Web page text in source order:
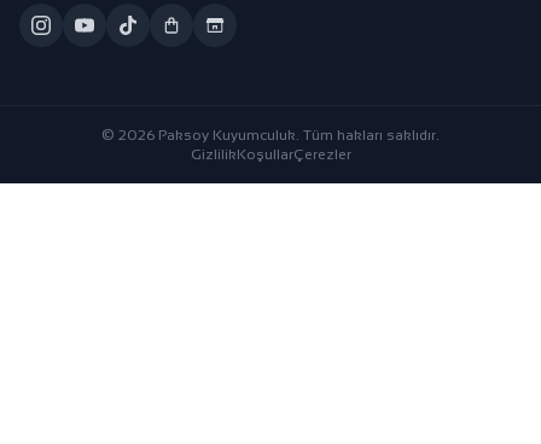
© 2026 Paksoy Kuyumculuk. Tüm hakları saklıdır.
GizlilikKoşullarÇerezler